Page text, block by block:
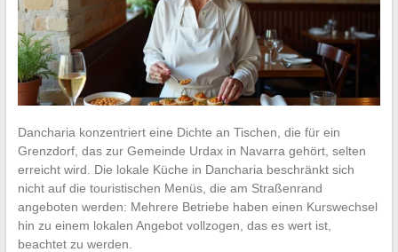
Dancharia konzentriert eine Dichte an Tischen, die für ein
Grenzdorf, das zur Gemeinde Urdax in Navarra gehört, selten
erreicht wird. Die lokale Küche in Dancharia beschränkt sich
nicht auf die touristischen Menüs, die am Straßenrand
angeboten werden: Mehrere Betriebe haben einen Kurswechsel
hin zu einem lokalen Angebot vollzogen, das es wert ist,
beachtet zu werden.